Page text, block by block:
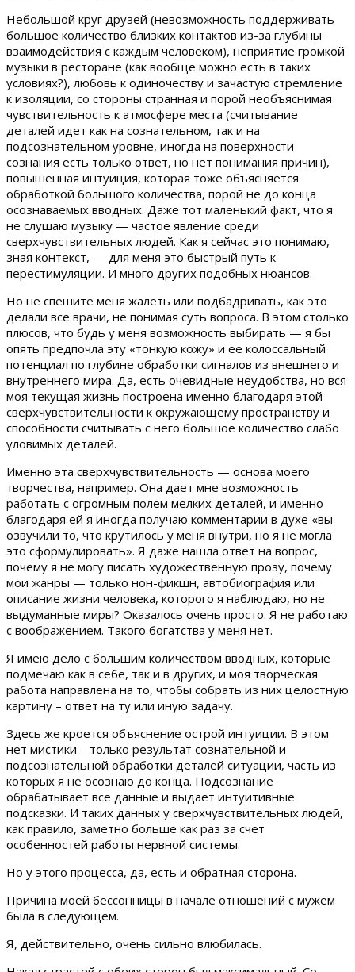
Небольшой круг друзей (невозможность поддерживать
большое количество близких контактов из-за глубины
взаимодействия с каждым человеком), неприятие громкой
музыки в ресторане (как вообще можно есть в таких
условиях?), любовь к одиночеству и зачастую стремление
к изоляции, со стороны странная и порой необъяснимая
чувствительность к атмосфере места (считывание
деталей идет как на сознательном, так и на
подсознательном уровне, иногда на поверхности
сознания есть только ответ, но нет понимания причин),
повышенная интуиция, которая тоже объясняется
обработкой большого количества, порой не до конца
осознаваемых вводных. Даже тот маленький факт, что я
не слушаю музыку — частое явление среди
сверхчувствительных людей. Как я сейчас это понимаю,
зная контекст, — для меня это быстрый путь к
перестимуляции. И много других подобных нюансов.
Но не спешите меня жалеть или подбадривать, как это
делали все врачи, не понимая суть вопроса. В этом столько
плюсов, что будь у меня возможность выбирать — я бы
опять предпочла эту «тонкую кожу» и ее колоссальный
потенциал по глубине обработки сигналов из внешнего и
внутреннего мира. Да, есть очевидные неудобства, но вся
моя текущая жизнь построена именно благодаря этой
сверхчувствительности к окружающему пространству и
способности считывать с него большое количество слабо
уловимых деталей.
Именно эта сверхчувствительность — основа моего
творчества, например. Она дает мне возможность
работать с огромным полем мелких деталей, и именно
благодаря ей я иногда получаю комментарии в духе «вы
озвучили то, что крутилось у меня внутри, но я не могла
это сформулировать». Я даже нашла ответ на вопрос,
почему я не могу писать художественную прозу, почему
мои жанры — только нон-фикшн, автобиография или
описание жизни человека, которого я наблюдаю, но не
выдуманные миры? Оказалось очень просто. Я не работаю
с воображением. Такого богатства у меня нет.
Я имею дело с большим количеством вводных, которые
подмечаю как в себе, так и в других, и моя творческая
работа направлена на то, чтобы собрать из них целостную
картину – ответ на ту или иную задачу.
Здесь же кроется объяснение острой интуиции. В этом
нет мистики – только результат сознательной и
подсознательной обработки деталей ситуации, часть из
которых я не осознаю до конца. Подсознание
обрабатывает все данные и выдает интуитивные
подсказки. И таких данных у сверхчувствительных людей,
как правило, заметно больше как раз за счет
особенностей работы нервной системы.
Но у этого процесса, да, есть и обратная сторона.
Причина моей бессонницы в начале отношений с мужем
была в следующем.
Я, действительно, очень сильно влюбилась.